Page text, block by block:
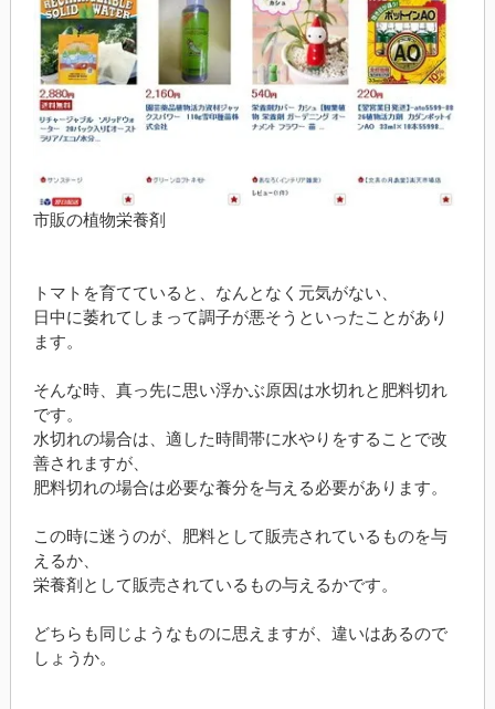
市販の植物栄養剤
トマトを育てていると、なんとなく元気がない、
日中に萎れてしまって調子が悪そうといったことがあり
ます。
そんな時、真っ先に思い浮かぶ原因は水切れと肥料切れ
です。
水切れの場合は、適した時間帯に水やりをすることで改
善されますが、
肥料切れの場合は必要な養分を与える必要があります。
この時に迷うのが、肥料として販売されているものを与
えるか、
栄養剤として販売されているもの与えるかです。
どちらも同じようなものに思えますが、違いはあるので
しょうか。